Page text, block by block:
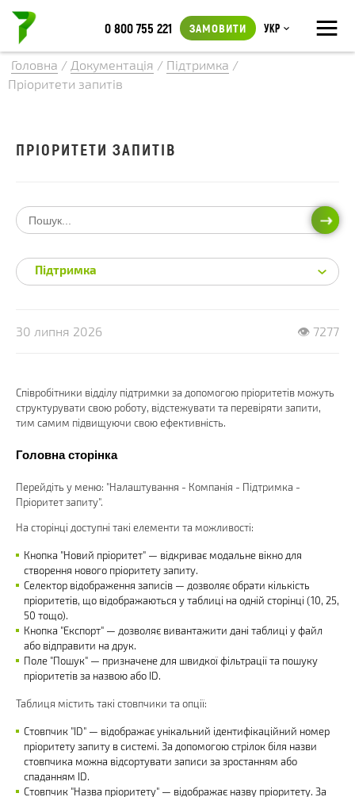
≡
0 800 755 221 ЗАМОВИТИ Укр
Головна / Документація / Підтримка /
Пріоритети запитів
30 липня 2026 👁 7277
Співробітники відділу підтримки за допомогою пріоритетів можуть
структурувати свою роботу, відстежувати та перевіряти запити,
тим самим підвищуючи свою ефективність.
Головна сторінка
Перейдіть у меню: "Налаштування - Компанія - Підтримка -
Пріоритет запиту".
На сторінці доступні такі елементи та можливості:
Кнопка "Новий пріоритет" — відкриває модальне вікно для
створення нового пріоритету запиту.
Селектор відображення записів — дозволяє обрати кількість
пріоритетів, що відображаються у таблиці на одній сторінці (10, 25,
50 тощо).
Кнопка "Експорт" — дозволяє вивантажити дані таблиці у файл
або відправити на друк.
Поле "Пошук" — призначене для швидкої фільтрації та пошуку
пріоритетів за назвою або ID.
Таблиця містить такі стовпчики та опції:
Стовпчик "ID" — відображає унікальний ідентифікаційний номер
пріоритету запиту в системі. За допомогою стрілок біля назви
стовпчика можна відсортувати записи за зростанням або
спаданням ID.
Стовпчик "Назва пріоритету" — відображає назву пріоритету. За
ПРІОРИТЕТИ ЗАПИТІВ
Підтримка